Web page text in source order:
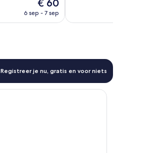
prijs
€ 60
6 sep - 7 sep
beoordelingen
Registreer je nu, gratis en voor niets